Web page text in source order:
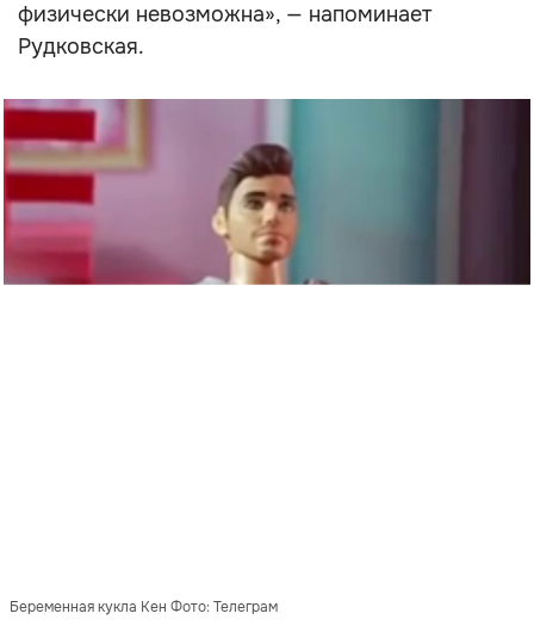
физически невозможна», — напоминает
Рудковская.
Беременная кукла Кен Фото: Телеграм